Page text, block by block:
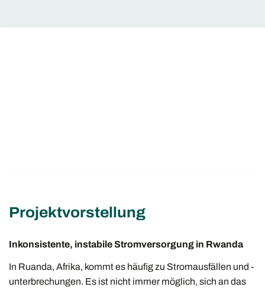
Projektvorstellung
Inkonsistente, instabile Stromversorgung in Rwanda
In Ruanda, Afrika, kommt es häufig zu Stromausfällen und -
unterbrechungen. Es ist nicht immer möglich, sich an das